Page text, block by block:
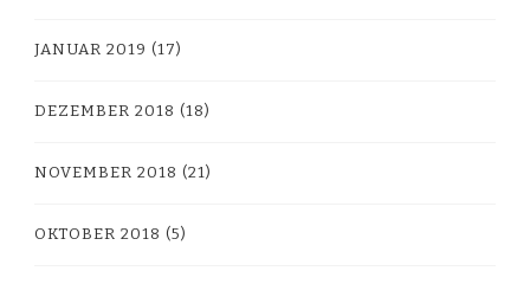
JANUAR 2019 (17)
DEZEMBER 2018 (18)
NOVEMBER 2018 (21)
OKTOBER 2018 (5)